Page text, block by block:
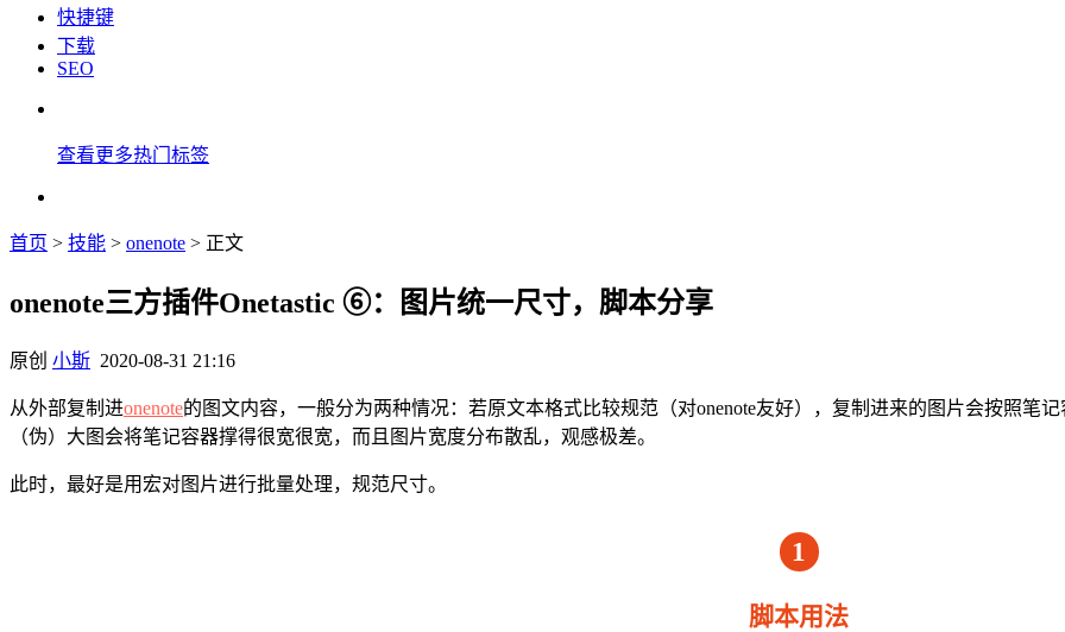
快捷键
下载
SEO
查看更多热门标签
首页 > 技能 > onenote > 正文
onenote三方插件Onetastic ⑥：图片统一尺寸，脚本分享
原创 小斯 2020-08-31 21:16
从外部复制进onenote的图文内容，一般分为两种情况：若原文本格式比较规范（对onenote友好），复制进来的图片会按照笔
（伪）大图会将笔记容器撑得很宽很宽，而且图片宽度分布散乱，观感极差。
此时，最好是用宏对图片进行批量处理，规范尺寸。
1
脚本用法